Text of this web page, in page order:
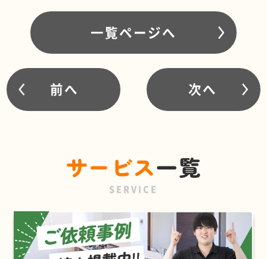
前へ
一覧ページへ
次へ
サービス一覧
SERVICE